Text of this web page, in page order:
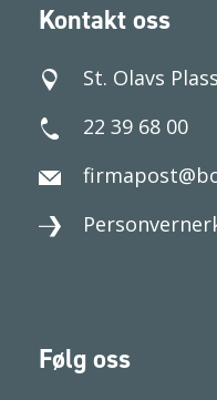
Kontakt oss
St. Olavs
22 39 68 00
Følg oss